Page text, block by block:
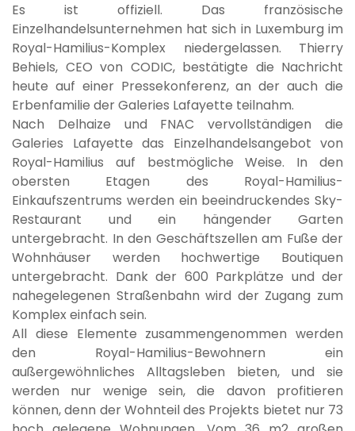
Es ist offiziell. Das französische
Einzelhandelsunternehmen hat sich in Luxemburg im
Royal-Hamilius-Komplex niedergelassen. Thierry
Behiels, CEO von CODIC, bestätigte die Nachricht
heute auf einer Pressekonferenz, an der auch die
Erbenfamilie der Galeries Lafayette teilnahm.
Nach Delhaize und FNAC vervollständigen die
Galeries Lafayette das Einzelhandelsangebot von
Royal-Hamilius auf bestmögliche Weise. In den
obersten Etagen des Royal-Hamilius-
Einkaufszentrums werden ein beeindruckendes Sky-
Restaurant und ein hängender Garten
untergebracht. In den Geschäftszellen am Fuße der
Wohnhäuser werden hochwertige Boutiquen
untergebracht. Dank der 600 Parkplätze und der
nahegelegenen Straßenbahn wird der Zugang zum
Komplex einfach sein.
All diese Elemente zusammengenommen werden
den Royal-Hamilius-Bewohnern ein
außergewöhnliches Alltagsleben bieten, und sie
werden nur wenige sein, die davon profitieren
können, denn der Wohnteil des Projekts bietet nur 73